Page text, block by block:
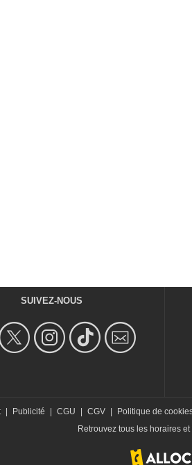
SUIVEZ-NOUS
Publicité CGU CGV Politique de
Retrouvez tous les horaires